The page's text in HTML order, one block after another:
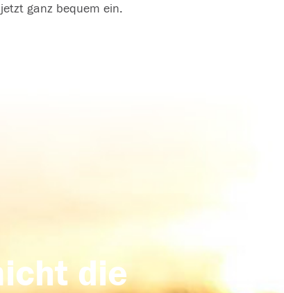
ganz bequem ein.
die